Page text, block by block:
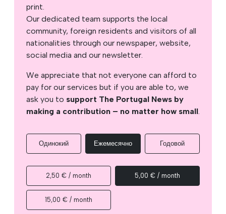
print.
Our dedicated team supports the local
community, foreign residents and visitors of all
nationalities through our newspaper, website,
social media and our newsletter.
We appreciate that not everyone can afford to
pay for our services but if you are able to, we
ask you to support The Portugal News by
making a contribution – no matter how small.
Одинокий Ежемесячно Годовой
2,50 € / month 5,00 € / month
15,00 € / month